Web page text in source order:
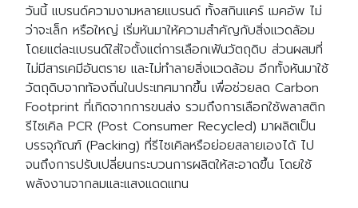
วันนี้ แบรนด์ความงามหลายแบรนด์ ทั้งสกินแคร์ เมคอัพ ไม่
ว่าจะเล็ก หรือใหญ่ เริ่มหันมาให้ความสำคัญกับสิ่งแวดล้อม
โดยแต่ละแบรนด์ใส่ใจตั้งแต่การเลือกเฟ้นวัตถุดิบ ส่วนผสมที่
ไม่มีสารเคมีอันตราย และไม่ทำลายสิ่งแวดล้อม อีกทั้งหันมาใช้
วัตถุดิบจากท้องถิ่นในประเทศมากขึ้น เพื่อช่วยลด Carbon
Footprint ที่เกิดจากการขนส่ง รวมถึงการเลือกใช้พลาสติก
รีไซเคิล PCR (Post Consumer Recycled) มาผลิตเป็น
บรรจุภัณฑ์ (Packing) ที่รีไซเคิลหรือย่อยสลายเองได้ ไป
จนถึงการปรับเปลี่ยนกระบวนการผลิตให้สะอาดขึ้น โดยใช้
พลังงานจากลมและแสงแดดแทน